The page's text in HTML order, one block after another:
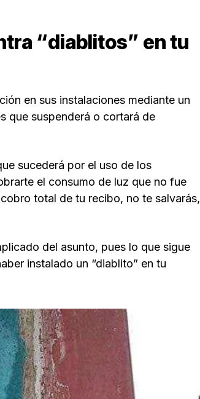
“diablitos” en tu
en sus instalaciones mediante un
que suspenderá o cortará de
sucederá por el uso de los
el consumo de luz que no fue
total de tu recibo, no te salvarás,
del asunto, pues lo que sigue
instalado un “diablito” en tu